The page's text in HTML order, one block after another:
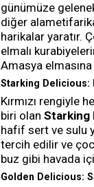
günümüze
diğer
harikalar yaratır.
elmalı
Amasya
Starking Delicious:
Kırmızı rengiyle
biri olan Starking
hafif sert ve sulu
tercih edilir ve
buz gibi havada
Golden Delicious: